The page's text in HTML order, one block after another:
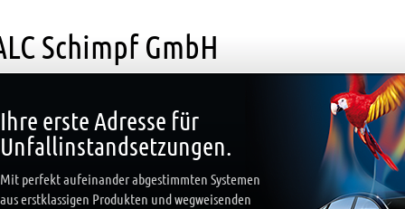
Schimpf GmbH
Ihre erste Adresse für
Unfallinstandsetzungen.
Mit perfekt aufeinander abgestimmten Systemen
aus erstklassigen Produkten und wegweisenden